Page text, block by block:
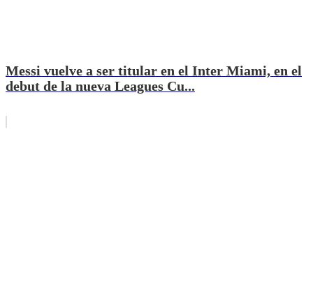
Messi vuelve a ser titular en el Inter Miami, en el
debut de la nueva Leagues Cu...